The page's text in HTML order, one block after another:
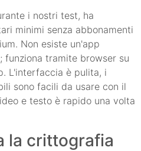
i nostri test, ha
minimi senza abbonamenti
Non esiste un'app
funziona tramite browser su
L'interfaccia è pulita, i
sono facili da usare con il
e testo è rapido una volta
la crittografia